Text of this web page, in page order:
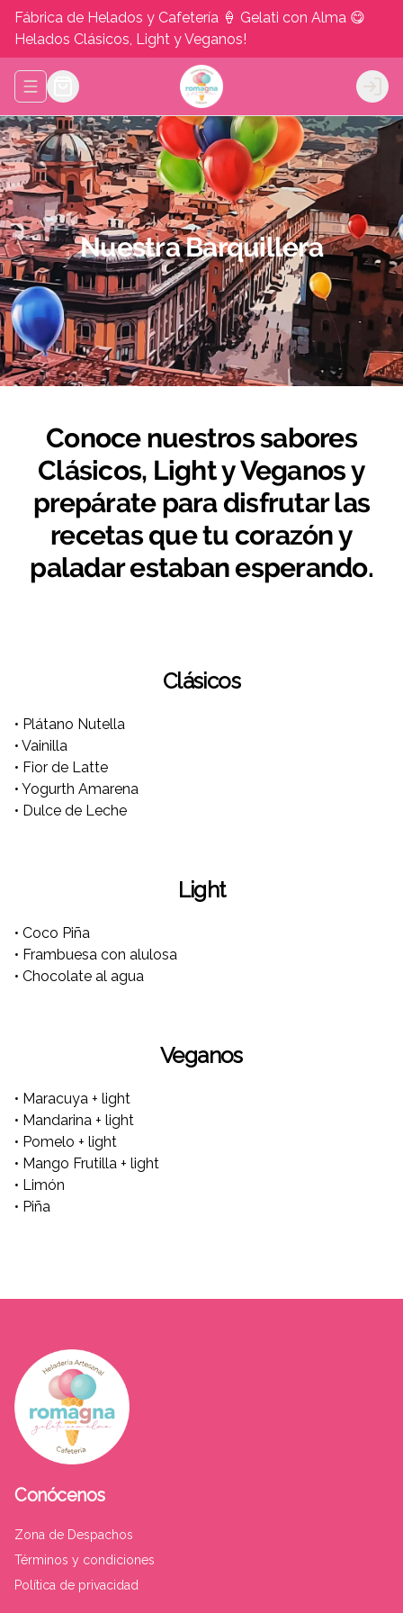
Fábrica de Helados y Cafetería 🍦 Gelati con Alma 😋
Helados Clásicos, Light y Veganos!
Abrir menu de navegación
Nuestra Barquillera
Conoce nuestros sabores
Clásicos, Light y Veganos y
prepárate para disfrutar las
recetas que tu corazón y
paladar estaban esperando.
Clásicos
• Plátano Nutella
• Vainilla
• Fior de Latte
• Yogurth Amarena
• Dulce de Leche
Light
• Coco Piña
• Frambuesa con alulosa
• Chocolate al agua
Veganos
• Maracuya + light
• Mandarina + light
• Pomelo + light
• Mango Frutilla + light
• Limón
• Piña
Conócenos
Zona de Despachos
Términos y condiciones
Política de privacidad